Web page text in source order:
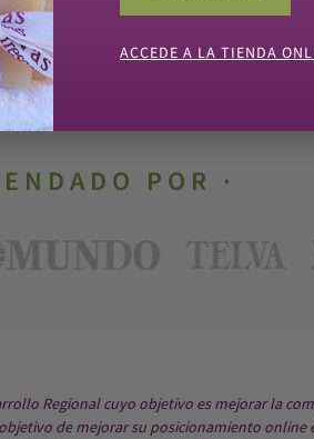
POR
Regional cuyo objetivo es mejorar la
de mejorar su posicionamiento online
ACCEDE A LA TIENDA